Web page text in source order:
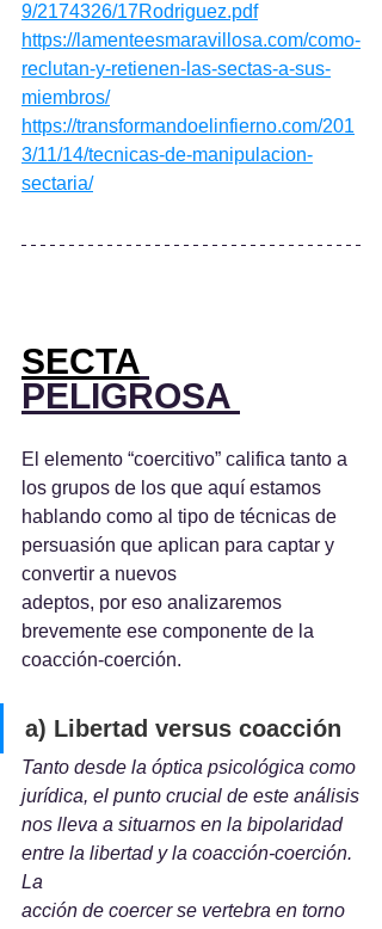
9/2174326/17Rodriguez.pdf
https://lamenteesmaravillosa.com/como-
reclutan-y-retienen-las-sectas-a-sus-
miembros/
https://transformandoelinfierno.com/201
3/11/14/tecnicas-de-manipulacion-
sectaria/
SECTA
PELIGROSA
El elemento “coercitivo” califica tanto a
los grupos de los que aquí estamos
hablando como al tipo de técnicas de
persuasión que aplican para captar y
convertir a nuevos
adeptos, por eso analizaremos
brevemente ese componente de la
coacción-coerción.
a) Libertad versus coacción
Tanto desde la óptica psicológica como
jurídica, el punto crucial de este análisis
nos lleva a situarnos en la bipolaridad
entre la libertad y la coacción-coerción.
La
acción de coercer se vertebra en torno